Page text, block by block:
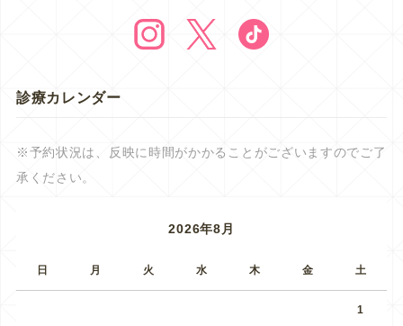
診療カレンダー
※予約状況は、反映に時間がかかることがございますのでご了
承ください。
2026年8月
日 月 火 水 木 金 土
1